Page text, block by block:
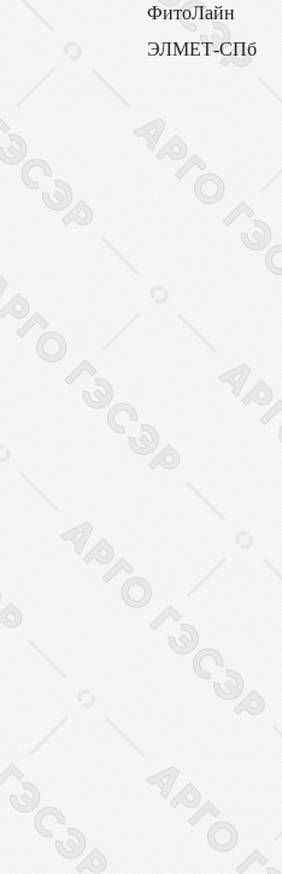
ФитоЛайн
ЭЛМЕТ-СПб